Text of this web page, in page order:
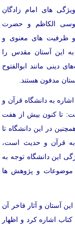
های امام زادگان
الکاظم و حضرت
و ظرفیت های معنوی و
این آستان مقدس را
دینی مانند ابوالفتوح
مدفون هستند.
به دانشگاه قرآن و
تا کنون بیش از هفت
در این دانشگاه تا
قرآن و حدیث است،
این دانشگاه توجه به
موضوعات و پژوهش ها
آستان و آثار فاخر آن
اشاره کرد و اظهار